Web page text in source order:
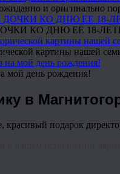
и оригинально
КО ДНЮ ЕЕ 18-
картины нашей
мой день рождения!
в